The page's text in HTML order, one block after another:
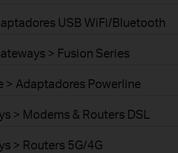
USB WiFi/Bluetooth
> Fusion Series
> Adaptadores Powerline
> Modems & Routers DSL
> Routers 5G/4G